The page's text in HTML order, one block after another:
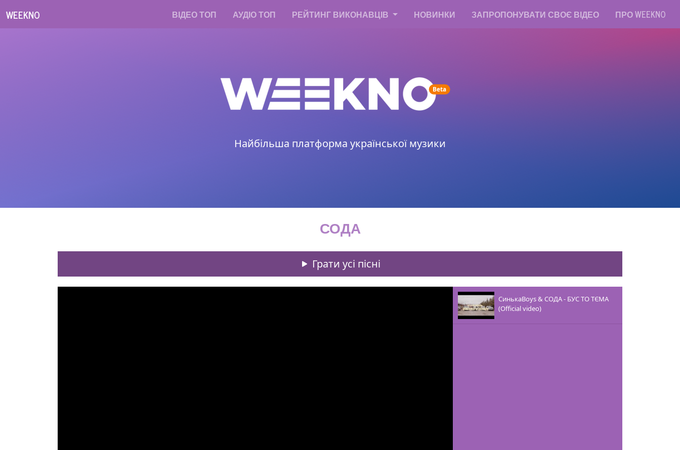
WEEKNO ВІДЕО ТОП АУДІО ТОП РЕЙТИНГ ВИКОНАВЦІВ НОВИНКИ ЗАПРОПОНУВАТИ СВОЄ ВІДЕО ПРО WEEKNO
Betaunread messages
Найбільша платформа української музики
СОДА
Грати усі пісні
СинькаBoys & СОДА - БУС ТО ТЄМА
(Official video)